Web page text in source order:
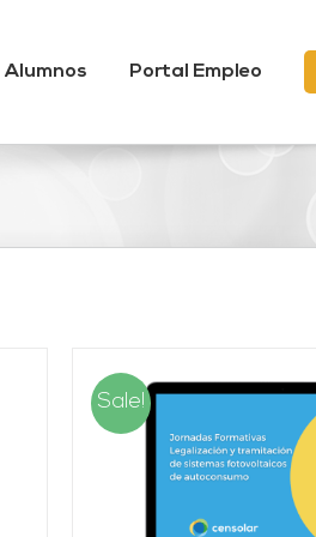
Alumnos Portal Empleo
Sale!